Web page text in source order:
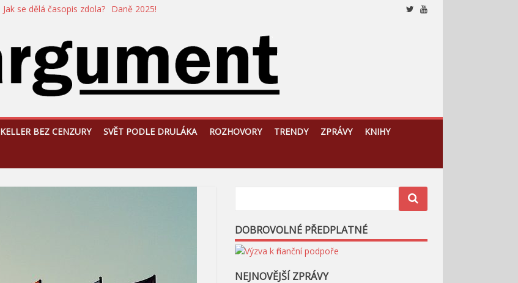
Jak se dělá časopis zdola? Daně 2025!
KELLER BEZ CENZURY SVĚT PODLE DRULÁKA ROZHOVORY TRENDY ZPRÁVY KNIHY
DOBROVOLNÉ PŘEDPLATNÉ
NEJNOVĚJŠÍ ZPRÁVY